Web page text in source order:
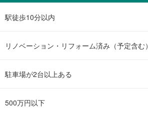
駅徒歩10分以内
リノベーション・リフォーム済み（予定含む）
駐車場が2台以上ある
500万円以下